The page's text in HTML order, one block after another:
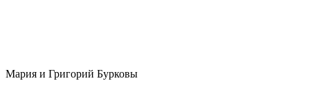
Мария и Григорий Бурковы